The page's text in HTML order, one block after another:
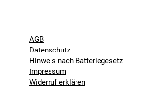
AGB
Datenschutz
Hinweis nach Batteriegesetz
Impressum
Widerruf erklären